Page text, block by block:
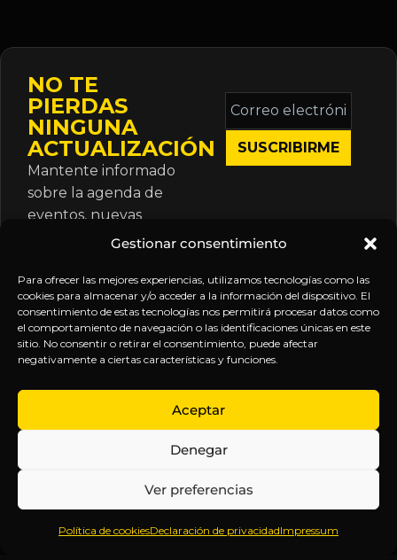
Gestionar consentimiento
Para ofrecer las mejores experiencias, utilizamos tecnologías como las
cookies para almacenar y/o acceder a la información del dispositivo. El
consentimiento de estas tecnologías nos permitirá procesar datos como
el comportamiento de navegación o las identificaciones únicas en este
sitio. No consentir o retirar el consentimiento, puede afectar
negativamente a ciertas características y funciones.
Aceptar
Denegar
Ver preferencias
Política de cookiesDeclaración de privacidadImpressum
NO TE
PIERDAS
NINGUNA
ACTUALIZACIÓN
Mantente informado
sobre la agenda de
eventos, nuevas
publicaciones y
suscripción.
Correo
electrónico
*
Inteligencia
Anticipándonos
EXPLORA
Inicio
Sobre
Contenido
Webinars
LEGAL
Política
de
Términos y
Aviso
SÍGUENOS